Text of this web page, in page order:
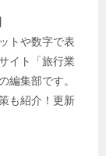
トや数字で表
イト「旅行業
編集部です。
も紹介！更新